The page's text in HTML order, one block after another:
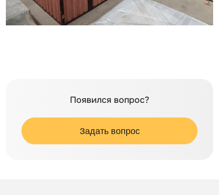
Появился вопрос?
Задать вопрос